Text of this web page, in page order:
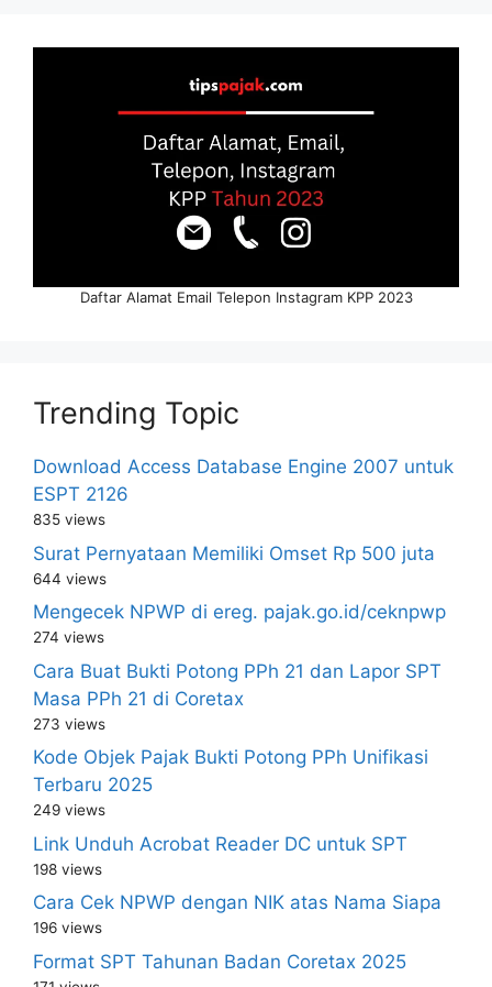
Daftar Alamat Email Telepon Instagram KPP 2023
Trending Topic
Download Access Database Engine 2007 untuk
ESPT 2126
835 views
Surat Pernyataan Memiliki Omset Rp 500 juta
644 views
Mengecek NPWP di ereg. pajak.go.id/ceknpwp
274 views
Cara Buat Bukti Potong PPh 21 dan Lapor SPT
Masa PPh 21 di Coretax
273 views
Kode Objek Pajak Bukti Potong PPh Unifikasi
Terbaru 2025
249 views
Link Unduh Acrobat Reader DC untuk SPT
198 views
Cara Cek NPWP dengan NIK atas Nama Siapa
196 views
Format SPT Tahunan Badan Coretax 2025